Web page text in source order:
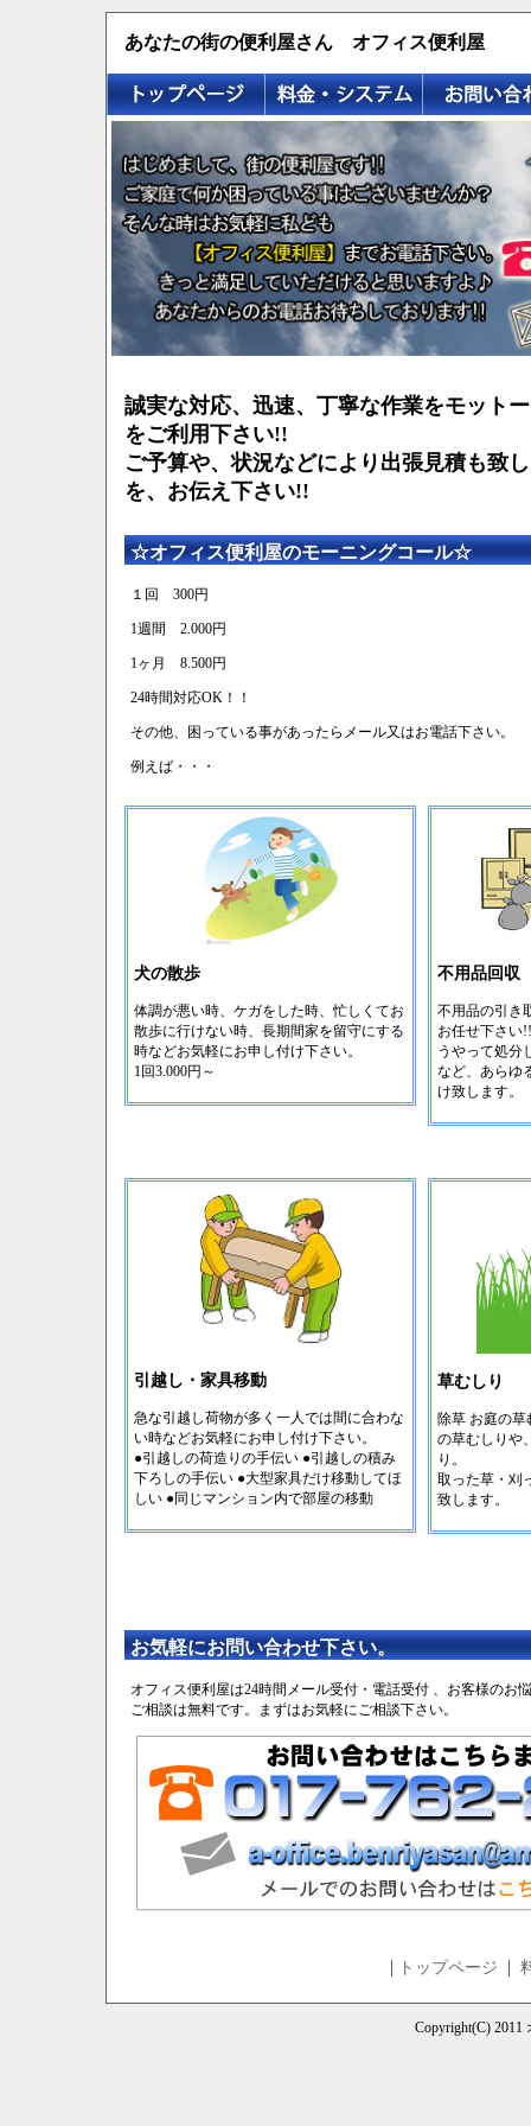
あなたの街の便利屋さん オフィス便利屋
誠実な対応、迅速、丁寧な作業をモット
をご利用下さい!!
ご予算や、状況などにより出張見積も致
を、お伝え下さい!!
☆オフィス便利屋のモーニングコール☆
１回 300円
1週間 2.000円
1ヶ月 8.500円
24時間対応OK！！
その他、困っている事があったらメール又はお電話下さい。
例えば・・・
犬の散歩
体調が悪い時、ケガをした時、忙しくてお
散歩に行けない時、長期間家を留守にする
時などお気軽にお申し付け下さい。
1回3.000円～
不用品回収
不用品の引き
お任せ下さい
うやって処分
など、あらゆ
け致します。
引越し・家具移動
急な引越し荷物が多く一人では間に合わな
い時などお気軽にお申し付け下さい。
●引越しの荷造りの手伝い ●引越しの積み
下ろしの手伝い ●大型家具だけ移動してほ
しい ●同じマンション内で部屋の移動
草むしり
除草 お庭の
の草むしりや
り。
取った草・刈
致します。
お気軽にお問い合わせ下さい。
オフィス便利屋は24時間メール受付・電話受付 、お客様のお
ご相談は無料です。まずはお気軽にご相談下さい。
| トップページ |
Copyright(C) 2011